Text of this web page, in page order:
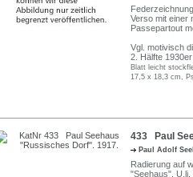
Verso mit einer
Passepartout
Vgl. motivisch
2. Hälfte
Blatt leicht
17,5 x 18,3 cm,
433 Paul
Paul Adolf
Radierung auf
"Seehaus".